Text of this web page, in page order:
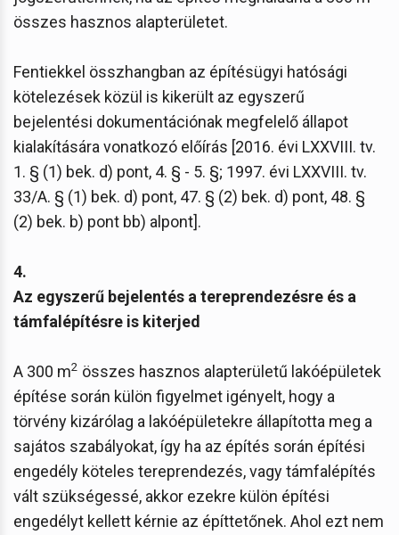
összes hasznos alapterületet.
Fentiekkel összhangban az építésügyi hatósági
kötelezések közül is kikerült az egyszerű
bejelentési dokumentációnak megfelelő állapot
kialakítására vonatkozó előírás [2016. évi LXXVIII. tv.
1. § (1) bek. d) pont, 4. § - 5. §; 1997. évi LXXVIII. tv.
33/A. § (1) bek. d) pont, 47. § (2) bek. d) pont, 48. §
(2) bek. b) pont bb) alpont].
4.
Az egyszerű bejelentés a tereprendezésre és a
támfalépítésre is kiterjed
A 300 m2 összes hasznos alapterületű lakóépületek
építése során külön figyelmet igényelt, hogy a
törvény kizárólag a lakóépületekre állapította meg a
sajátos szabályokat, így ha az építés során építési
engedély köteles tereprendezés, vagy támfalépítés
vált szükségessé, akkor ezekre külön építési
engedélyt kellett kérnie az építtetőnek. Ahol ezt nem